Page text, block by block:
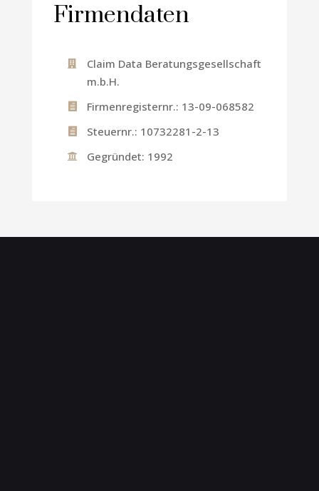
Firmendaten

Claim Data Beratungsgesellschaft
m.b.H.
 Firmenregisternr.: 13-09-068582
 Steuernr.: 10732281-2-13
 Gegründet: 1992